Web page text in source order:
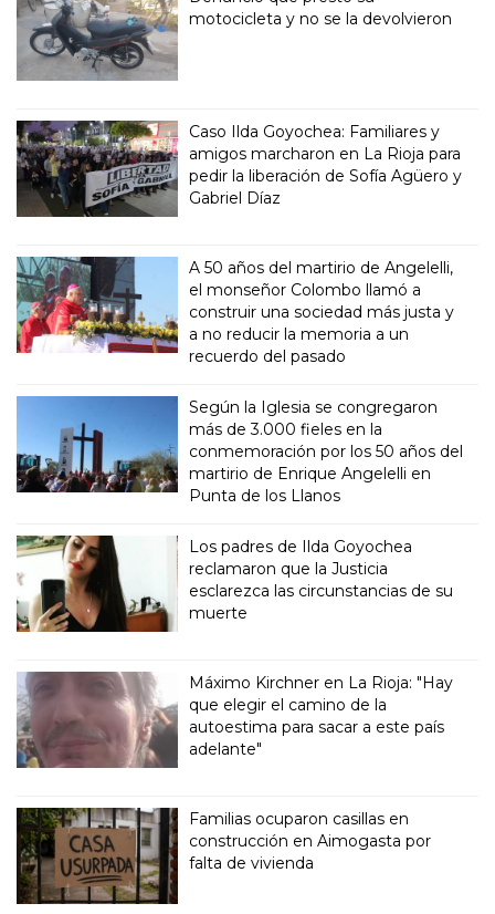
motocicleta y no se la devolvieron
Caso Ilda Goyochea: Familiares y
amigos marcharon en La Rioja para
pedir la liberación de Sofía Agüero y
Gabriel Díaz
A 50 años del martirio de Angelelli,
el monseñor Colombo llamó a
construir una sociedad más justa y
a no reducir la memoria a un
recuerdo del pasado
Según la Iglesia se congregaron
más de 3.000 fieles en la
conmemoración por los 50 años del
martirio de Enrique Angelelli en
Punta de los Llanos
Los padres de Ilda Goyochea
reclamaron que la Justicia
esclarezca las circunstancias de su
muerte
Máximo Kirchner en La Rioja: "Hay
que elegir el camino de la
autoestima para sacar a este país
adelante"
Familias ocuparon casillas en
construcción en Aimogasta por
falta de vivienda